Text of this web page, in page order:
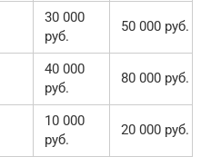
30 000
руб.
50 000 руб.
40 000
руб.
80 000 руб.
10 000
руб.
20 000 руб.